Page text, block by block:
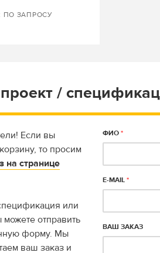
ПО ЗАПРОСУ
/
Если вы
то просим
на странице
или
отправить
форму. Мы
ваш заказ и
ФИО *
E-MAIL *
ВАШ ЗАКАЗ